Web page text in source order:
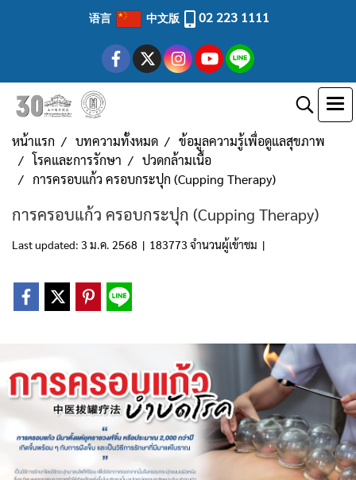
语言 中文版 02 223 1111
หน้าแรก บทความทั้งหมด
ข้อมูลความรู้เพื่อดูแลสุขภาพ
โรคและการรักษา
ปวดกล้ามเนื้อ
การครอบแก้ว ครอบกระปุก (Cupping Therapy)
การครอบแก้ว ครอบกระปุก (Cupping Therapy)
Last updated: 3 ม.ค. 2568 | 183773 จำนวนผู้เข้าชม |